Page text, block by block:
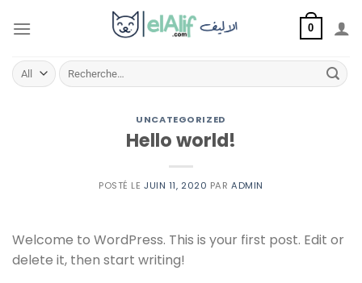
au
0
Recherche
pour :
UNCATEGORIZED
Hello world!
POSTÉ LEJUIN 11, 2020 PARADMIN
Welcome to WordPress. This is your first post. Edit or
delete it, then start writing!